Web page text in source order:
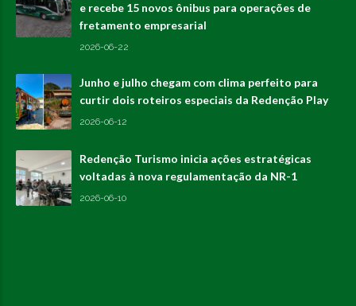
e recebe 15 novos ônibus para operações de
fretamento empresarial
2026-06-22
Junho e julho chegam com clima perfeito para
curtir dois roteiros especiais da Redenção Play
2026-06-12
Redenção Turismo inicia ações estratégicas
voltadas à nova regulamentação da NR-1
2026-06-10